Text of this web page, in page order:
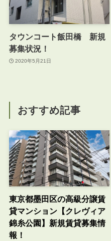
タウンコート飯田橋 新規
募集状況！
2020年5月21日
おすすめ記事
東京都墨田区の高級分譲賃
貸マンション【クレヴィア
錦糸公園】新規賃貸募集情
報！